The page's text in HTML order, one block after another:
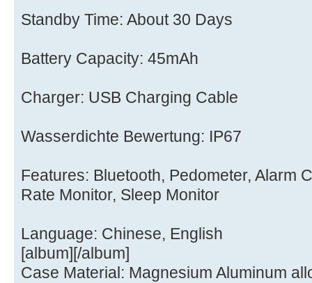
Standby Time: About 30 Days
Battery Capacity: 45mAh
Charger: USB Charging Cable
Wasserdichte Bewertung: IP67
Features: Bluetooth, Pedometer, Alarm
Rate Monitor, Sleep Monitor
Language: Chinese, English
[album][/album]
Case Material: Magnesium Aluminum